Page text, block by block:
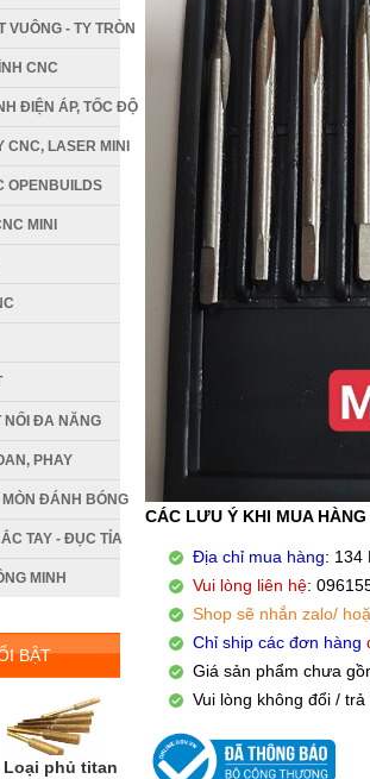
VUÔNG - TY TRÒN
CNC
ĐIỆN ÁP, TỐC ĐỘ
CNC, LASER MINI
OPENBUILDS
MINI
NỐI ĐA NĂNG
PHAY
MÒN ĐÁNH BÓNG
TAY - ĐỤC TỈA
MINH
BẬT
Loại phủ titan
CÁC LƯU Ý KHI MUA HÀNG
Địa chỉ mua hàng: 134
Vui lòng liên hệ:
Shop sẽ nhắn zalo/
Chỉ ship các đơn hàng
Giá sản phẩm chưa
Vui lòng không đổi /